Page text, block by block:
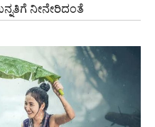
ನೀನೇರಿದಂತೆ